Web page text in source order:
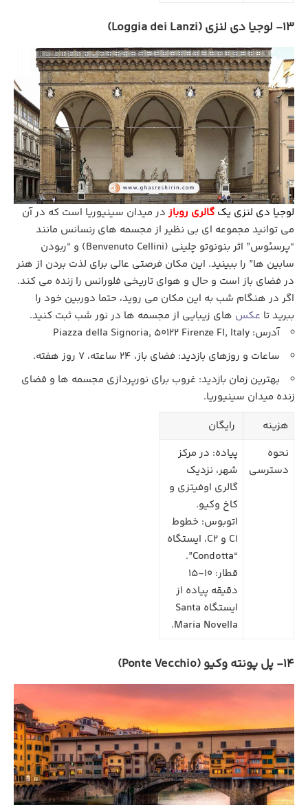
13- لوجیا دی لنزی (Loggia dei Lanzi)
لوجیا دی لنزی یک گالری روبازدر میدان سینیوریا است که در آن
می توانید مجموعه‌ ای بی‌ نظیر از مجسمه‌ های رنسانس مانند
“پرسئوس” اثر بنونوتو چلینی (Benvenuto Cellini) و “ربودن
سابین‌ ها” را ببینید. این مکان فرصتی عالی برای لذت بردن از هنر
در فضای باز است و حال‌ و هوای تاریخی فلورانس را زنده می‌ کند.
اگر در هنگام شب به این مکان می روید، حتما دوربین خود را
ببرید تا عکس های زیبایی از مجسمه ها در نور شب ثبت کنید.
آدرس: Piazza della Signoria, 50122 Firenze FI, Italy
ساعات و روزهای بازدید: فضای باز، 24 ساعته، 7 روز هفته.
بهترین زمان بازدید: غروب برای نورپردازی مجسمه‌ ها و فضای
زنده میدان سینیوریا.
هزینه
رایگان
نحوه
دسترسی
پیاده: در مرکز
شهر، نزدیک
گالری اوفیتزی و
کاخ وکیو.
اتوبوس: خطوط
C1 و C2، ایستگاه
“Condotta”.
قطار: 10-15
دقیقه پیاده از
ایستگاه Santa
Maria Novella.
14- پل پونته وکیو (Ponte Vecchio)